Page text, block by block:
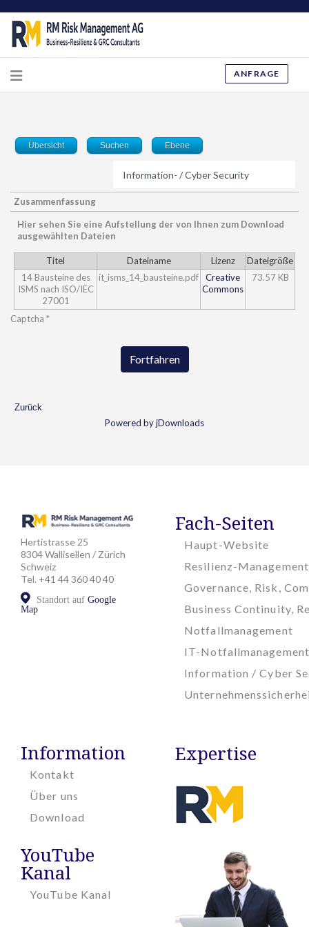
ANFRAGE
Übersicht Suchen Ebene
Zusammenfassung
Hier sehen Sie eine Aufstellung der von Ihnen zum Download
ausgewählten Dateien
Titel Dateiname Lizenz
Dateigröße
14 Bausteine des
ISMS nach ISO/IEC
27001
it_isms_14_bausteine.pdf
Creative
Commons
73.57 KB
Captcha *
Fortfahren
Zurück
Powered by jDownloads
Hertistrasse 25
8304 Wallisellen / Zürich
Schweiz
Tel. +41 44 360 40 40
Standort auf Google
Map
Fach-Seiten
Haupt-Website
Resilienz-Management
Governance, Risk,
Business Continuity,
Notfallmanagement
IT-Notfallmanagement
Information / Cyber
Information
Kontakt
Über uns
Download
YouTube
Kanal
YouTube Kanal
Expertise